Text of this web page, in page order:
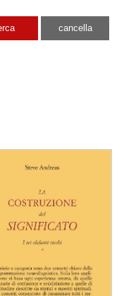
cancella